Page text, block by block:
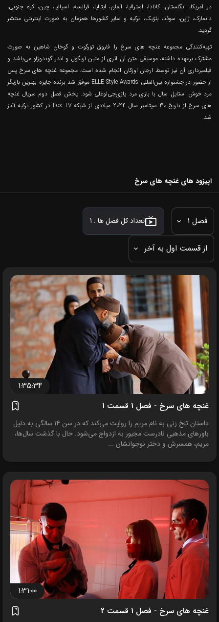
در آمریکا، انگلستان، کانادا، استرالیا، آلمان، ایتالیا، فرانسه، اسپانیا، چین، کره جنوبی،
دانمارک، ژاپن، سوئد، بلژیک، ترکیه و سایر کشورها همزمان به صورت اینترنتی منتشر
گردید.
تهیه‌کنندگی مجموعه غنچه های سرخ را فاروق تورگوت و گوخان شاهین به صورت
مشترک برعهده داشته، موسیقی متن آن اثری از متین آریگول و اندر گوندوزلو می‌باشد و
فیلمبرداری آن نیز توسط ارجان اوزکان انجام شده است. مجموعه غنچه های سرخ پس
از حضور در جشنواره بین‌المللی ELLE Style Awards موفق شد برنده جایزه بهترین بازیگر
مرد خوش استایل سال با بازی مرد یازی‌جی‌اوغلی شود. پخش فصل دوم سریال غنچه
های سرخ از تاریخ 30 سپتامبر سال 2024 میلادی از شبکه Fox TV در کشور ترکیه آغاز
شد.
اپیزود های غنچه های سرخ
فصل 1 تعداد کل فصل ها : 1
از قسمت اول به آخر
1:35:34
غنچه های سرخ - فصل 1 قسمت 1
داستان تلخ زنی به نام مریم را روایت می‌کند که در سن 14 سالگی به دلیل
باورهای مذهبی نادرست مجبور به ازدواج می‌شود. حال با گذشت سال‌ها،
مریم، همسرش و دختر نوجوانشان ...
1:31:00
غنچه های سرخ - فصل 1 قسمت 2